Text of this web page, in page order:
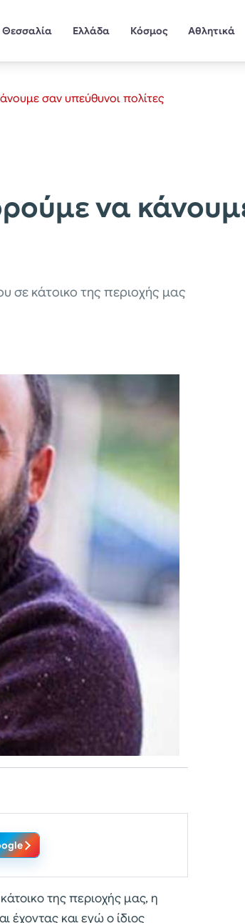
Θεσσαλία Ελλάδα Κόσμος Αθλητικά
σαν υπεύθυνοι πολίτες
να
κάτοικο της περιοχής μας
της περιοχής μας, η
έχοντας και εγώ ο ίδιος